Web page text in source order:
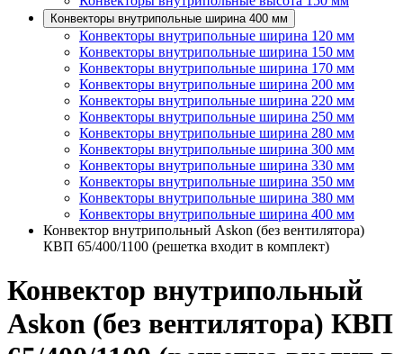
Конвекторы внутрипольные ширина 400 мм
Конвекторы внутрипольные ширина 120 мм
Конвекторы внутрипольные ширина 150 мм
Конвекторы внутрипольные ширина 170 мм
Конвекторы внутрипольные ширина 200 мм
Конвекторы внутрипольные ширина 220 мм
Конвекторы внутрипольные ширина 250 мм
Конвекторы внутрипольные ширина 280 мм
Конвекторы внутрипольные ширина 300 мм
Конвекторы внутрипольные ширина 330 мм
Конвекторы внутрипольные ширина 350 мм
Конвекторы внутрипольные ширина 380 мм
Конвекторы внутрипольные ширина 400 мм
Конвектор внутрипольный Askon (без вентилятора)
КВП 65/400/1100 (решетка входит в комплект)
Конвектор внутрипольный
Askon (без вентилятора) КВП